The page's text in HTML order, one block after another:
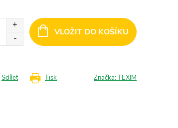
VLOŽIT DO KOŠÍKU
Tisk
Sdílet Značka:TEXIM